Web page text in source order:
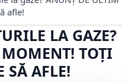
afle!
LA GAZE?
TOȚI
SĂ AFLE!